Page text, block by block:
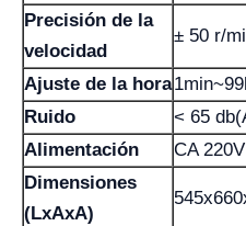
Precisión de la
velocidad
± 50 r/
Ajuste de la hora
Ruido
< 65
Alimentación
CA
Dimensiones
(LxAxA)